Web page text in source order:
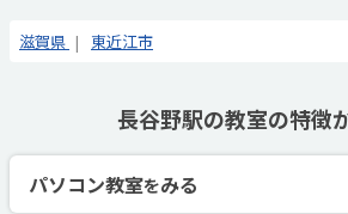
滋賀県 東近江市
長谷野駅の教室の特徴
パソコン教室をみる